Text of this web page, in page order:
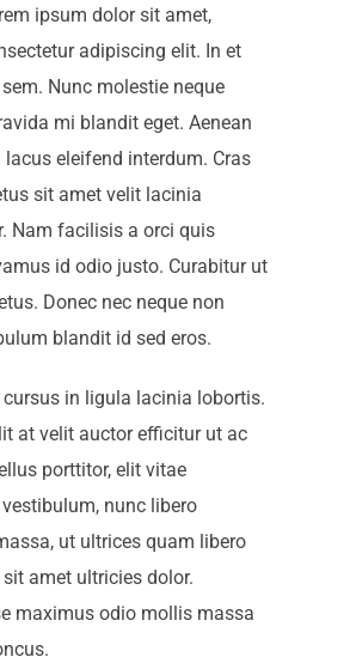
ipsum dolor sit amet,
adipiscing elit. In et
Nunc molestie neque
mi blandit eget. Aenean
lacus eleifend interdum. Cras
sit amet velit lacinia
Nam facilisis a orci quis
id odio justo. Curabitur ut
Donec nec neque non
blandit id sed eros.
in ligula lacinia lobortis.
at velit auctor efficitur ut ac
porttitor, elit vitae
nunc libero
ut ultrices quam libero
amet ultricies dolor.
maximus odio mollis massa